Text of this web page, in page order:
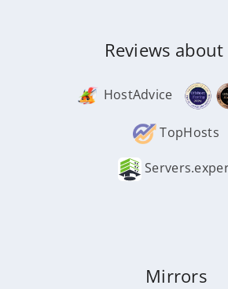
Reviews
HostAdvice
TopHosts
Mirrors